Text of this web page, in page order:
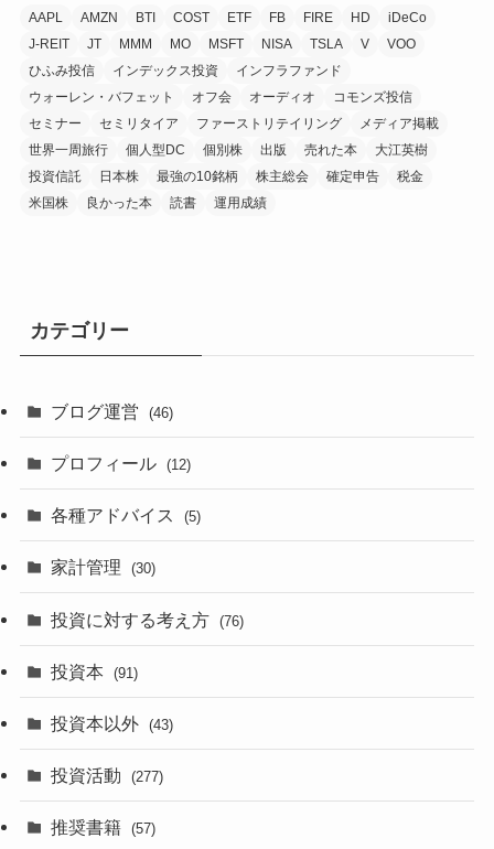
AAPL AMZN BTI COST ETF FB FIRE HD
iDeCo
J-REIT
JT MMM MO MSFT NISA TSLA V
VOO
ひふみ投信
インデックス投資
インフラファンド
ウォーレン・バフェット
オフ会 オーディオ
コモンズ投信
セミナー
セミリタイア ファーストリテイリング
メディア掲載
世界一周旅行
個人型DC 個別株 出版 売れた本
大江英樹
投資信託
日本株 最強の10銘柄 株主総会 確定申告
税金
米国株
良かった本 読書 運用成績
カテゴリー
ブログ運営 (46)
プロフィール (12)
各種アドバイス (5)
家計管理 (30)
投資に対する考え方 (76)
投資本 (91)
投資本以外 (43)
投資活動 (277)
推奨書籍 (57)